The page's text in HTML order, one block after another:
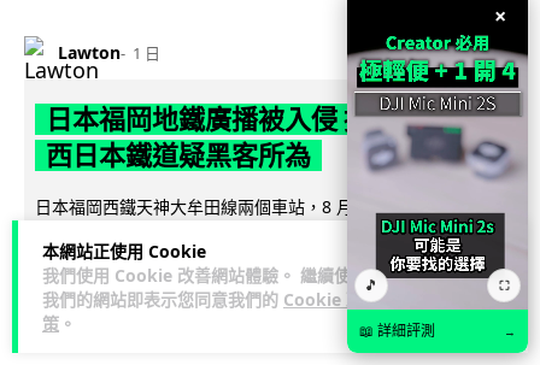
本網站正使用 Cookie
我們使用 Cookie 改善網站體驗。 繼續使用
我們的網站即表示您同意我們的 Cookie 政
策 。
Lawton 1 日
日本福岡地鐵廣播被入侵 播不雅歌曲
西日本鐵道疑黑客所為
日本福岡西鐵天神大牟田線兩個車站，8 月 4 日廣播系統離奇
播出粗俗歌聲，西日本鐵道懷疑遭第三方非法入侵，正調查事
件並考慮報案。網上一度傳言...
閱讀全文
40 2
×
🎵 ⛶
📖 詳細評測 →